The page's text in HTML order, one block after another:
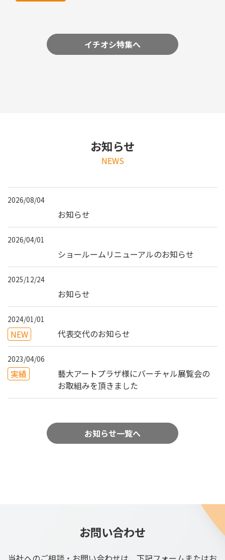
イチオシ特集へ
お知らせ
NEWS
2026/08/04
お知らせ
2026/04/01
ショールームリニューアルのお知らせ
2025/12/24
お知らせ
2024/01/01
NEW 代表交代のお知らせ
2023/04/06
実績
藝大アートプラザ様にバーチャル展覧会の
お取組みを頂きました
お知らせ一覧へ
お問い合わせ